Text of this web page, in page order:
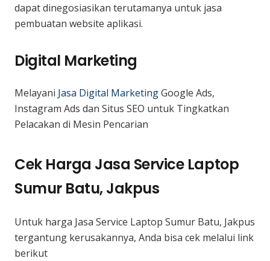
dapat dinegosiasikan terutamanya untuk jasa
pembuatan website aplikasi.
Digital Marketing
Melayani Jasa Digital MarketingGoogle Ads,
Instagram Ads dan Situs SEO untuk Tingkatkan
Pelacakan di Mesin Pencarian
Cek Harga Jasa Service Laptop
Sumur Batu, Jakpus
Untuk harga Jasa Service Laptop Sumur Batu, Jakpus
tergantung kerusakannya, Anda bisa cek melalui link
berikut